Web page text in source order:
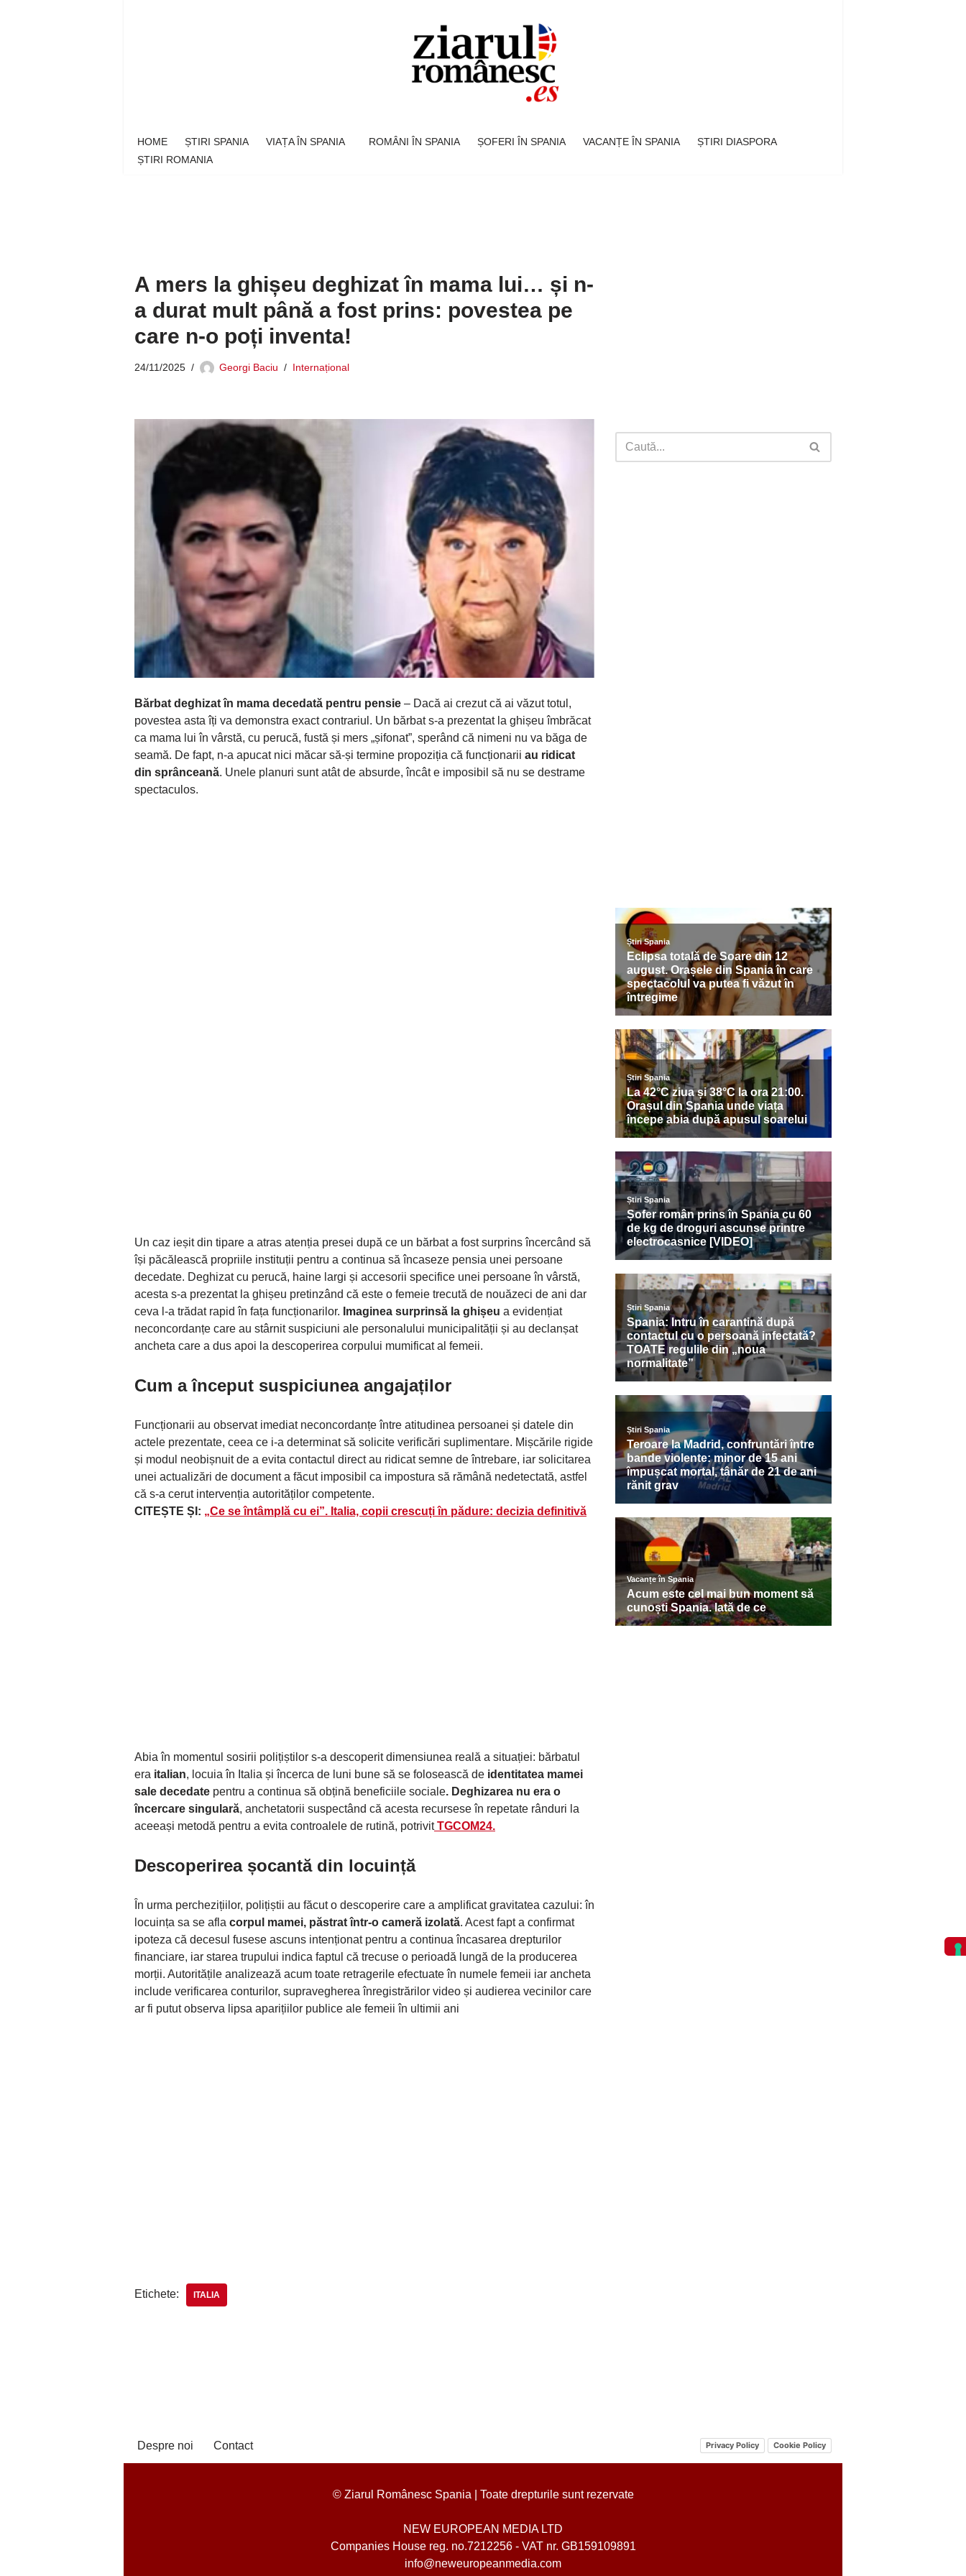
HOME ȘTIRI SPANIA VIAȚA ÎN SPANIA ROMÂNI ÎN SPANIA ȘOFERI ÎN SPANIA VACANȚE ÎN SPANIA
ȘTIRI DIASPORA
ȘTIRI ROMANIA
A mers la ghișeu deghizat în mama lui… și n-
a durat mult până a fost prins: povestea pe
care n-o poți inventa!
24/11/2025 Georgi Baciu Internațional
Bărbat deghizat în mama decedată pentru pensie – Dacă ai crezut că ai văzut totul,
povestea asta îți va demonstra exact contrariul. Un bărbat s-a prezentat la ghișeu îmbrăcat
ca mama lui în vârstă, cu perucă, fustă și mers „șifonat”, sperând că nimeni nu va băga de
seamă. De fapt, n-a apucat nici măcar să-și termine propoziția că funcționarii au ridicat
din sprânceană. Unele planuri sunt atât de absurde, încât e imposibil să nu se destrame
spectaculos.
Un caz ieșit din tipare a atras atenția presei după ce un bărbat a fost surprins încercând să
își păcălească propriile instituții pentru a continua să încaseze pensia unei persoane
decedate. Deghizat cu perucă, haine largi și accesorii specifice unei persoane în vârstă,
acesta s-a prezentat la ghișeu pretinzând că este o femeie trecută de nouăzeci de ani dar
ceva l-a trădat rapid în fața funcționarilor. Imaginea surprinsă la ghișeu a evidențiat
neconcordanțe care au stârnit suspiciuni ale personalului municipalității și au declanșat
ancheta care a dus apoi la descoperirea corpului mumificat al femeii.
Cum a început suspiciunea angajaților
Funcționarii au observat imediat neconcordanțe între atitudinea persoanei și datele din
actele prezentate, ceea ce i-a determinat să solicite verificări suplimentare. Mișcările rigide
și modul neobișnuit de a evita contactul direct au ridicat semne de întrebare, iar solicitarea
unei actualizări de document a făcut imposibil ca impostura să rămână nedetectată, astfel
că s-a cerut intervenția autorităților competente.
CITEȘTE ȘI: „Ce se întâmplă cu ei”. Italia, copii crescuți în pădure: decizia definitivă
Abia în momentul sosirii polițiștilor s-a descoperit dimensiunea reală a situației: bărbatul
era italian, locuia în Italia și încerca de luni bune să se folosească de identitatea mamei
sale decedate pentru a continua să obțină beneficiile sociale. Deghizarea nu era o
încercare singulară, anchetatorii suspectând că acesta recursese în repetate rânduri la
aceeași metodă pentru a evita controalele de rutină, potrivitTGCOM24.
Descoperirea șocantă din locuință
În urma perchezițiilor, polițiștii au făcut o descoperire care a amplificat gravitatea cazului: în
locuința sa se afla corpul mamei, păstrat într-o cameră izolată. Acest fapt a confirmat
ipoteza că decesul fusese ascuns intenționat pentru a continua încasarea drepturilor
financiare, iar starea trupului indica faptul că trecuse o perioadă lungă de la producerea
morții. Autoritățile analizează acum toate retragerile efectuate în numele femeii iar ancheta
include verificarea conturilor, supravegherea înregistrărilor video și audierea vecinilor care
ar fi putut observa lipsa aparițiilor publice ale femeii în ultimii ani
Etichete: ITALIA
Despre noi Contact Privacy Policy Cookie Policy
© Ziarul Românesc Spania | Toate drepturile sunt rezervate
NEW EUROPEAN MEDIA LTD
Companies House reg. no.7212256 - VAT nr. GB159109891
info@neweuropeanmedia.com